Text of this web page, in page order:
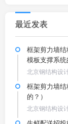
最近发表
框架剪力墙
模板支撑系统
北京钢结构设
框架剪力墙
的？）
北京钢结构设